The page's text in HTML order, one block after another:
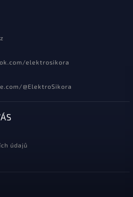
elektrosikora
@ElektroSikora
údajů